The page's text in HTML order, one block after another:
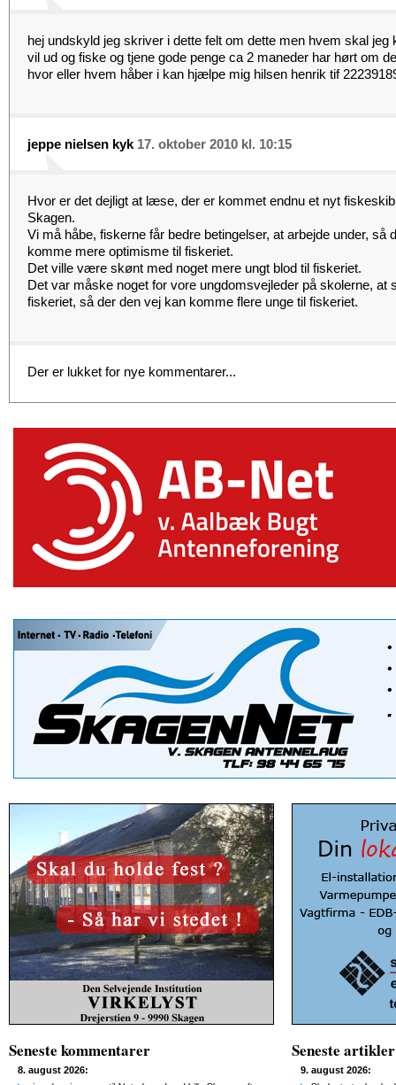
hej undskyld jeg skriver i dette felt om dette men hvem skal jeg
vil ud og fiske og tjene gode penge ca 2 maneder har hørt om
hvor eller hvem håber i kan hjælpe mig hilsen henrik tif
jeppe nielsen kyk 17. oktober 2010 kl. 10:15
Hvor er det dejligt at læse, der er kommet endnu et nyt
Skagen.
Vi må håbe, fiskerne får bedre betingelser, at arbejde under, så
komme mere optimisme til fiskeriet.
Det ville være skønt med noget mere ungt blod til fiskeriet.
Det var måske noget for vore ungdomsvejleder på skolerne, at
fiskeriet, så der den vej kan komme flere unge til fiskeriet.
Der er lukket for nye kommentarer...
Seneste kommentarer
8. august 2026:
Seneste artikler
9. august 2026: